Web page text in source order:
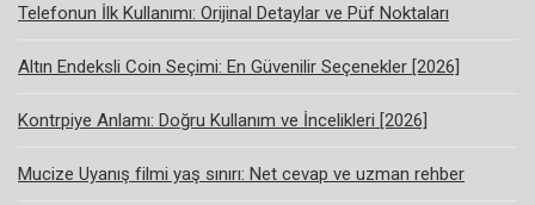
Telefonun İlk Kullanımı: Orijinal Detaylar ve Püf Noktaları
Altın Endeksli Coin Seçimi: En Güvenilir Seçenekler [2026]
Kontrpiye Anlamı: Doğru Kullanım ve İncelikleri [2026]
Mucize Uyanış filmi yaş sınırı: Net cevap ve uzman rehber